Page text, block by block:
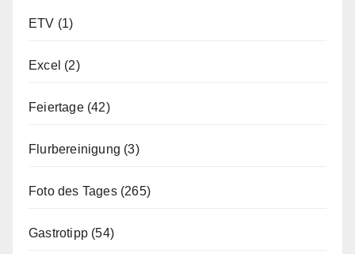
ETV (1)
Excel (2)
Feiertage(42)
Flurbereinigung (3)
Foto des Tages(265)
Gastrotipp (54)